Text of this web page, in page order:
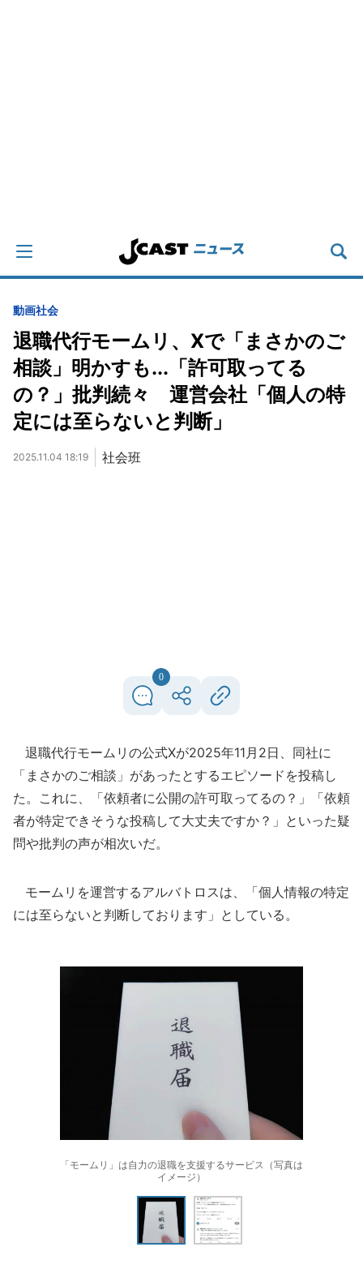
動画社会
退職代行モームリ、Xで「まさかのご
相談」明かすも...「許可取ってる
の？」批判続々 運営会社「個人の特
定には至らないと判断」
2025.11.04 18:19 社会班
0
退職代行モームリの公式Xが2025年11月2日、同社に
「まさかのご相談」があったとするエピソードを投稿し
た。これに、「依頼者に公開の許可取ってるの？」「依頼
者が特定できそうな投稿して大丈夫ですか？」といった疑
問や批判の声が相次いだ。
モームリを運営するアルバトロスは、「個人情報の特定
には至らないと判断しております」としている。
「モームリ」は自力の退職を支援するサービス（写真は
イメージ）